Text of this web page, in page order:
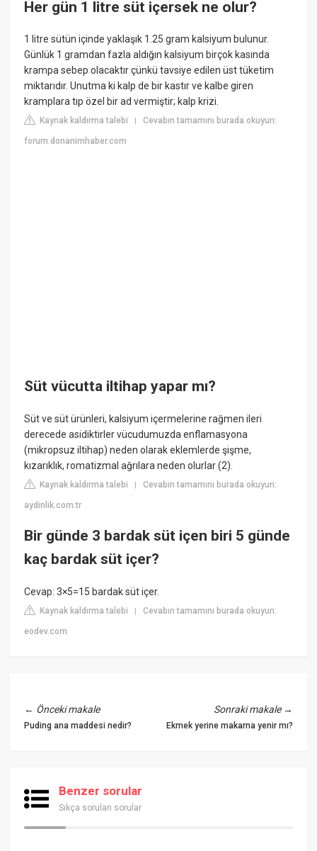
Her gün 1 litre süt içersek ne olur?
1 litre sütün içinde yaklaşık 1.25 gram kalsiyum bulunur.
Günlük 1 gramdan fazla aldığın kalsiyum birçok kasında
krampa sebep olacaktır çünkü tavsiye edilen üst tüketim
miktarıdır. Unutma ki kalp de bir kastır ve kalbe giren
kramplara tıp özel bir ad vermiştir; kalp krizi.
Kaynak kaldırma talebi |Cevabın tamamını burada okuyun:
forum.donanimhaber.com
Süt vücutta iltihap yapar mı?
Süt ve süt ürünleri, kalsiyum içermelerine rağmen ileri
derecede asidiktirler vücudumuzda enflamasyona
(mikropsuz iltihap) neden olarak eklemlerde şişme,
kızarıklık, romatizmal ağrılara neden olurlar (2).
Kaynak kaldırma talebi |Cevabın tamamını burada okuyun:
aydinlik.com.tr
Bir günde 3 bardak süt içen biri 5 günde
kaç bardak süt içer?
Cevap: 3×5=15 bardak süt içer.
Kaynak kaldırma talebi |Cevabın tamamını burada okuyun:
eodev.com
← Önceki makale
Puding ana maddesi nedir?
Sonraki makale→
Ekmek yerine makarna yenir mı?
Benzer sorular
Sıkça sorulan sorular